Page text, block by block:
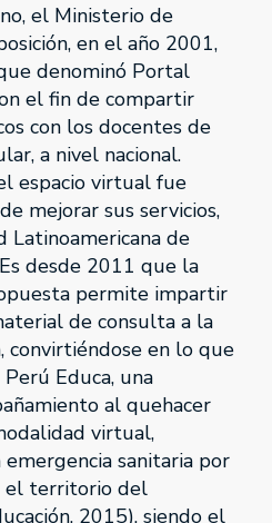
el Ministerio de
en el año 2001,
denominó Portal
el fin de compartir
con los docentes de
a nivel nacional.
espacio virtual fue
mejorar sus servicios,
Latinoamericana de
desde 2011 que la
permite impartir
de consulta a la
convirtiéndose en lo que
Educa, una
al quehacer
virtual,
sanitaria por
el territorio del
2015), siendo el